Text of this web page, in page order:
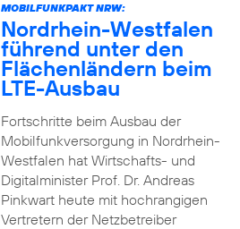
MOBILFUNKPAKT NRW:
Nordrhein-Westfalen
führend unter den
Flächenländern beim
LTE-Ausbau
Fortschritte beim Ausbau der
Mobilfunkversorgung in Nordrhein-
Westfalen hat Wirtschafts- und
Digitalminister Prof. Dr. Andreas
Pinkwart heute mit hochrangigen
Vertretern der Netzbetreiber